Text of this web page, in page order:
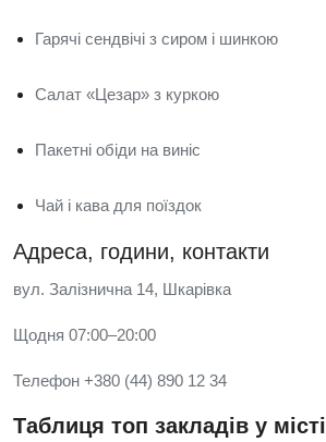
Гарячі сендвічі з сиром і шинкою
Салат «Цезар» з куркою
Пакетні обіди на виніс
Чай і кава для поїздок
Адреса, години, контакти
вул. Залізнична 14, Шкарівка
Щодня 07:00–20:00
Телефон +380 (44) 890 12 34
Таблиця топ закладів у місті